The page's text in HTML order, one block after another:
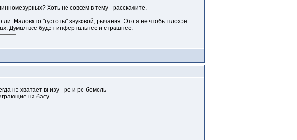
Хоть не совсем в тему - расскажите.
Маловато "густоты" звуковой, рычания. Это я не чтобы плохое
Думал все будет инфертальнее и страшнее.
не хватает внизу - ре и ре-бемоль
на басу